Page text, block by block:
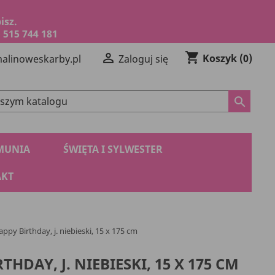
744 181
 Zaloguj się shopping_cart Koszyk (0)
search
ŚWIĘTA I SYLWESTER
Birthday, j. niebieski, 15 x 175 cm
J. NIEBIESKI, 15 X 175 CM